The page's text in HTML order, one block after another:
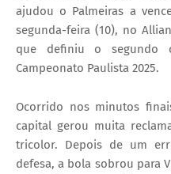
ajudou o Palmeiras a
segunda-feira (10), no
que definiu o segundo
Campeonato Paulista 2025.
Ocorrido nos minutos
capital gerou muita
tricolor. Depois de um
defesa, a bola sobrou para